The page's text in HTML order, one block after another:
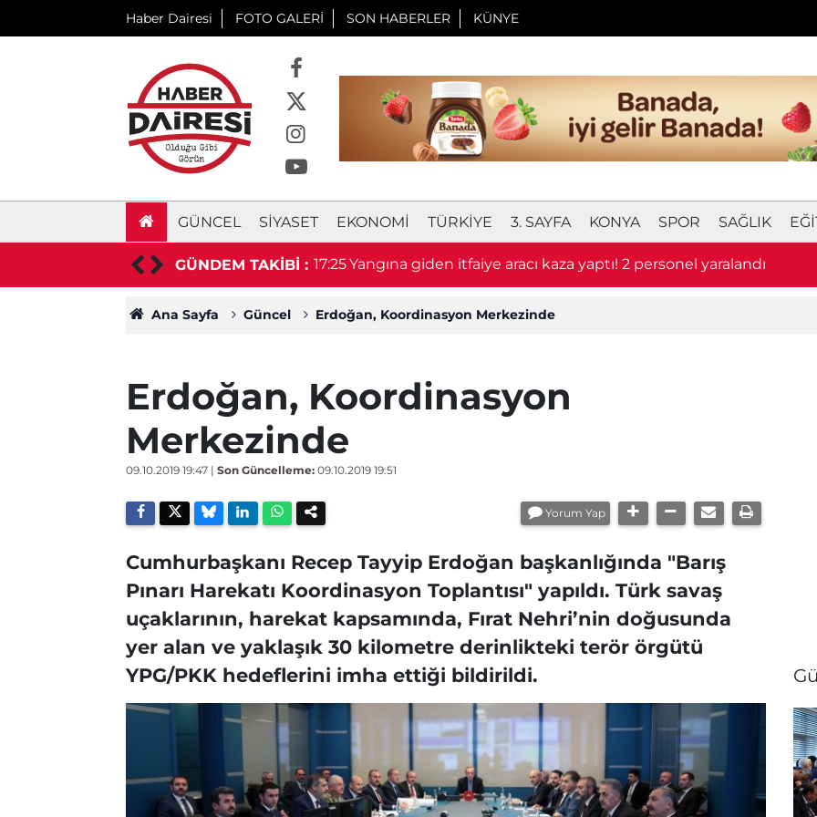
Haber Dairesi FOTO GALERİ SON HABERLER KÜNYE
GÜNCEL SIYASET EKONOMI TÜRKIYE 3. SAYFA KONYA SPOR SAĞLIK
GÜNDEM TAKİBİ : 17:25Yangına giden itfaiye aracı kaza yaptı! 2 personel yaralandı
Ana Sayfa Güncel Erdoğan, Koordinasyon Merkezinde
Erdoğan, Koordinasyon
Merkezinde
09.10.2019 19:47 | Son Güncelleme: 09.10.2019 19:51
Yorum Yap
Cumhurbaşkanı Recep Tayyip Erdoğan başkanlığında "Barış
Pınarı Harekatı Koordinasyon Toplantısı" yapıldı. Türk savaş
uçaklarının, harekat kapsamında, Fırat Nehri’nin doğusunda
yer alan ve yaklaşık 30 kilometre derinlikteki terör örgütü
YPG/PKK hedeflerini imha ettiği bildirildi.